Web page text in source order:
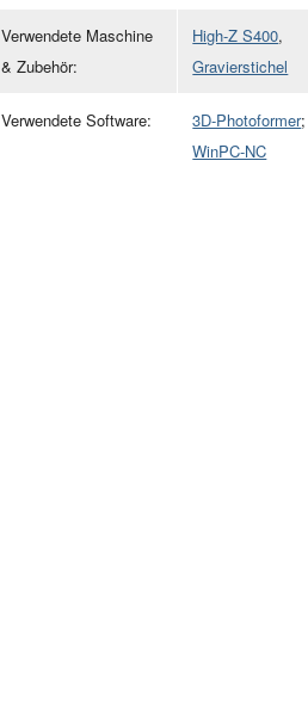
Verwendete Maschine
& Zubehör:
High-Z S400,
Gravierstichel
Verwendete Software: 3D-Photoformer;
WinPC-NC